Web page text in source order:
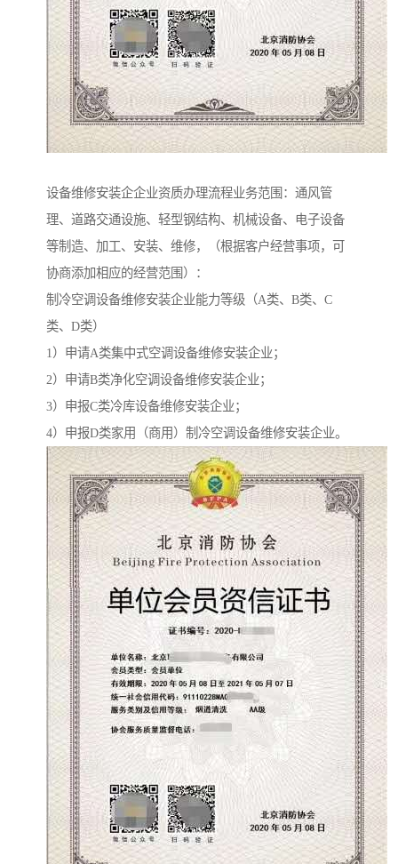
设备维修安装企企业资质办理流程业务范围：通风管
理、道路交通设施、轻型钢结构、机械设备、电子设备
等制造、加工、安装、维修，（根据客户经营事项，可
协商添加相应的经营范围）：
制冷空调设备维修安装企业能力等级（A类、B类、C
类、D类）
1）申请A类集中式空调设备维修安装企业；
2）申请B类净化空调设备维修安装企业；
3）申报C类冷库设备维修安装企业；
4）申报D类家用（商用）制冷空调设备维修安装企业。